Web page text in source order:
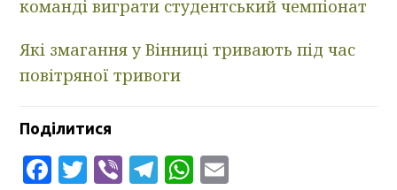
команді виграти студентський чемпіонат
Які змагання у Вінниці тривають під час
повітряної тривоги
Поділитися
Facebook
Twitter
ViberTelegram
WhatsApp